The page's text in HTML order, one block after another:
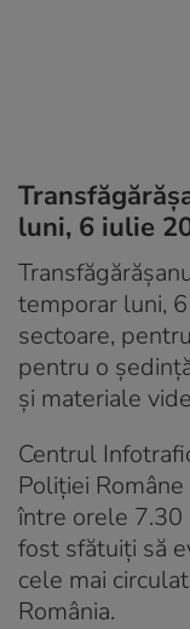
luni, 6 iulie
temporar luni,
sectoare,
pentru o
și materiale
Centrul
Poliției
între orele 7.30
fost sfătuiți să
cele mai
România.